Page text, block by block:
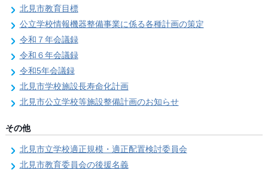
北見市教育目標
公立学校情報機器整備事業に係る各種計画の策定
令和７年会議録
令和６年会議録
令和5年会議録
北見市学校施設長寿命化計画
北見市公立学校等施設整備計画のお知らせ
その他
北見市立学校適正規模・適正配置検討委員会
北見市教育委員会の後援名義